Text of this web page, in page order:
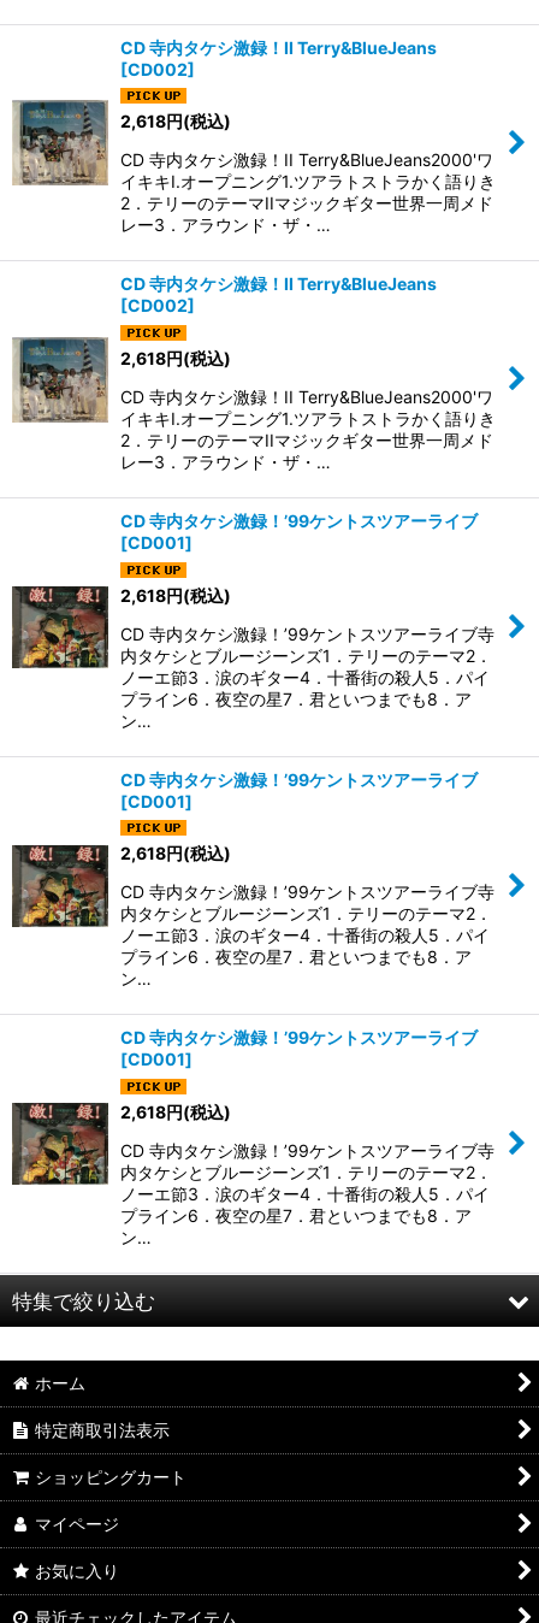
CD 寺内タケシ激録！II Terry&BlueJeans
[CD002]
2,618円(税込)
CD 寺内タケシ激録！II Terry&BlueJeans2000'ワ
イキキI.オープニング1.ツアラトストラかく語りき
2．テリーのテーマIIマジックギター世界一周メド
レー3．アラウンド・ザ・…
CD 寺内タケシ激録！II Terry&BlueJeans
[CD002]
2,618円(税込)
CD 寺内タケシ激録！II Terry&BlueJeans2000'ワ
イキキI.オープニング1.ツアラトストラかく語りき
2．テリーのテーマIIマジックギター世界一周メド
レー3．アラウンド・ザ・…
CD 寺内タケシ激録！’99ケントスツアーライブ
[CD001]
2,618円(税込)
CD 寺内タケシ激録！’99ケントスツアーライブ寺
内タケシとブルージーンズ1．テリーのテーマ2．
ノーエ節3．涙のギター4．十番街の殺人5．パイ
プライン6．夜空の星7．君といつまでも8．ア
ン…
CD 寺内タケシ激録！’99ケントスツアーライブ
[CD001]
2,618円(税込)
CD 寺内タケシ激録！’99ケントスツアーライブ寺
内タケシとブルージーンズ1．テリーのテーマ2．
ノーエ節3．涙のギター4．十番街の殺人5．パイ
プライン6．夜空の星7．君といつまでも8．ア
ン…
CD 寺内タケシ激録！’99ケントスツアーライブ
[CD001]
2,618円(税込)
CD 寺内タケシ激録！’99ケントスツアーライブ寺
内タケシとブルージーンズ1．テリーのテーマ2．
ノーエ節3．涙のギター4．十番街の殺人5．パイ
プライン6．夜空の星7．君といつまでも8．ア
ン…
特集で絞り込む
革製品
ギター
mosrie cafe
CD/DVD
ライブチケット
ホーム
特定商取引法表示
ショッピングカート
マイページ
お気に入り
最近チェックしたアイテム